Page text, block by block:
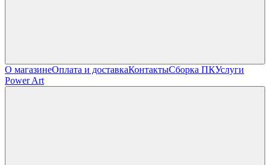
О магазинеОплата и доставкаКонтактыСборка ПКУслуги
Power Art